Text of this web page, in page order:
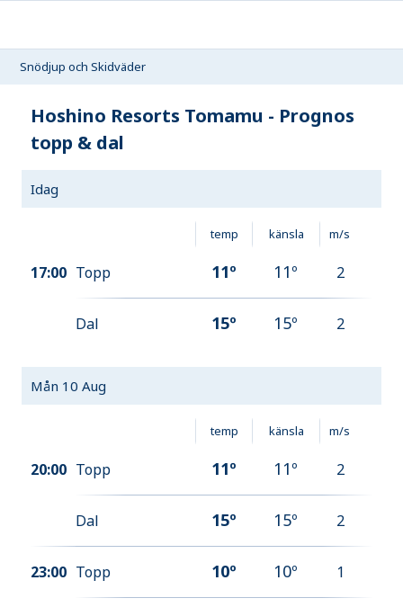
Snödjup och Skidväder
Hoshino Resorts Tomamu - Prognos
topp & dal
Idag
temp känsla m/s
17:00 Topp 11º 11º 2
Dal 15º 15º 2
Mån 10 Aug
temp känsla m/s
20:00 Topp 11º 11º 2
Dal 15º 15º 2
23:00 Topp 10º 10º 1